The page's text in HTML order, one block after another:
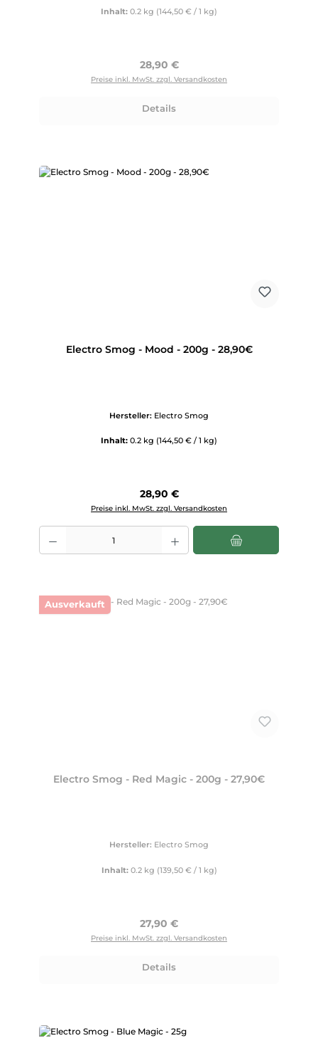
Inhalt: 0.2 kg (144,50 € / 1 kg)
Regulärer Preis:
28,90 €
Preise inkl. MwSt. zzgl. Versandkosten
Details
Electro Smog - Mood - 200g - 28,90€
Hersteller: Electro Smog
Inhalt: 0.2 kg (144,50 € / 1 kg)
Regulärer Preis:
28,90 €
Preise inkl. MwSt. zzgl. Versandkosten
Produkt Anzahl: Gib den gewünschten Wert ein oder benutze die
Ausverkauft
Electro Smog - Red Magic - 200g - 27,90€
Hersteller: Electro Smog
Inhalt: 0.2 kg (139,50 € / 1 kg)
Regulärer Preis:
27,90 €
Preise inkl. MwSt. zzgl. Versandkosten
Details